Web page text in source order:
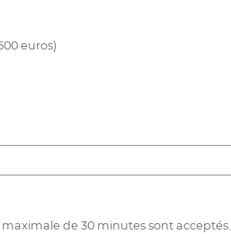
euros)
de 30 minutes sont acceptés.